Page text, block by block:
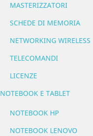
MASTERIZZATORI
SCHEDE DI MEMORIA
NETWORKING WIRELESS
TELECOMANDI
LICENZE
NOTEBOOK E TABLET
NOTEBOOK HP
NOTEBOOK LENOVO